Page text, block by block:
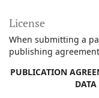
License
When submitting a
publishing
PUBLICATION